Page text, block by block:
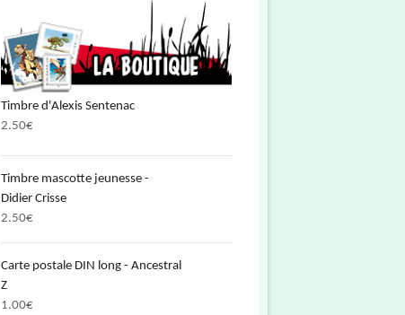
Timbre d'Alexis Sentenac
2.50€
Timbre mascotte jeunesse -
Didier Crisse
2.50€
Carte postale DIN long - Ancestral
Z
1.00€